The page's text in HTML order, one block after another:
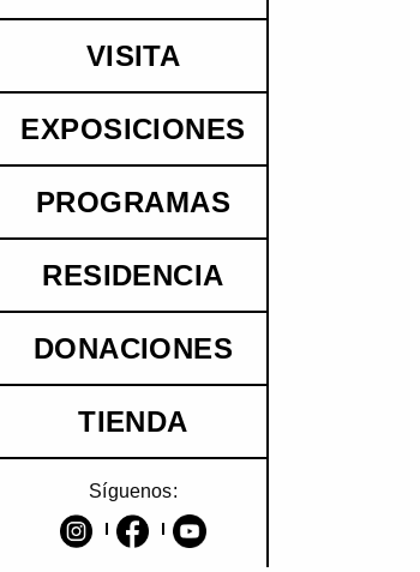
VISITA
EXPOSICIONES
PROGRAMAS
RESIDENCIA
DONACIONES
TIENDA
Síguenos: